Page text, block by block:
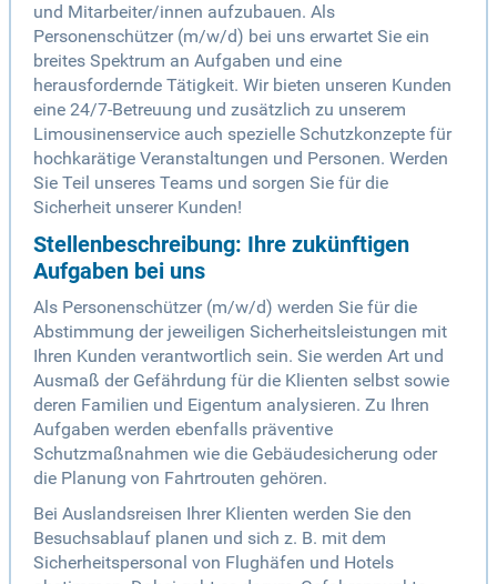
und Mitarbeiter/innen aufzubauen. Als
Personenschützer (m/w/d) bei uns erwartet Sie ein
breites Spektrum an Aufgaben und eine
herausfordernde Tätigkeit. Wir bieten unseren Kunden
eine 24/7-Betreuung und zusätzlich zu unserem
Limousinenservice auch spezielle Schutzkonzepte für
hochkarätige Veranstaltungen und Personen. Werden
Sie Teil unseres Teams und sorgen Sie für die
Sicherheit unserer Kunden!
Stellenbeschreibung: Ihre zukünftigen
Aufgaben bei uns
Als Personenschützer (m/w/d) werden Sie für die
Abstimmung der jeweiligen Sicherheitsleistungen mit
Ihren Kunden verantwortlich sein. Sie werden Art und
Ausmaß der Gefährdung für die Klienten selbst sowie
deren Familien und Eigentum analysieren. Zu Ihren
Aufgaben werden ebenfalls präventive
Schutzmaßnahmen wie die Gebäudesicherung oder
die Planung von Fahrtrouten gehören.
Bei Auslandsreisen Ihrer Klienten werden Sie den
Besuchsablauf planen und sich z. B. mit dem
Sicherheitspersonal von Flughäfen und Hotels